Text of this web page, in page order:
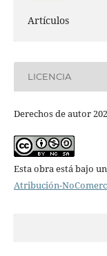
Artículos
LICENCIA
Derechos de autor
Esta obra está bajo
Atribución-